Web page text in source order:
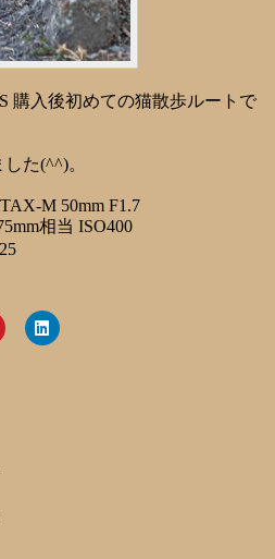
購入後初めての猫散歩ルートで
た(^^)。
M 50mm F1.7
相当 ISO400